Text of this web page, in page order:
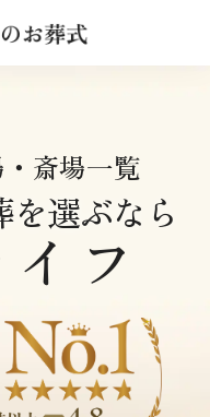
斎場一覧
を選ぶなら
イフ